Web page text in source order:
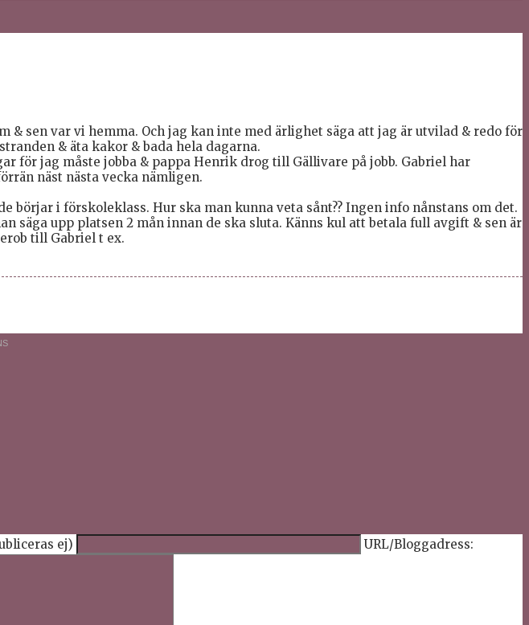
sen var vi hemma. Och jag kan inte med ärlighet säga att jag är utvilad & redo för
& äta kakor & bada hela dagarna.
för jag måste jobba & pappa Henrik drog till Gällivare på jobb. Gabriel har
näst nästa vecka nämligen.
börjar i förskoleklass. Hur ska man kunna veta sånt?? Ingen info nånstans om det.
säga upp platsen 2 mån innan de ska sluta. Känns kul att betala full avgift & sen är
till Gabriel t ex.
ej) URL/Bloggadress: